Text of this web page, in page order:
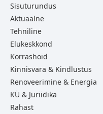
Sisuturundus
Aktuaalne
Tehniline
Elukeskkond
Korrashoid
Kinnisvara & Kindlustus
Renoveerimine & Energia
KÜ & Juriidika
Rahast